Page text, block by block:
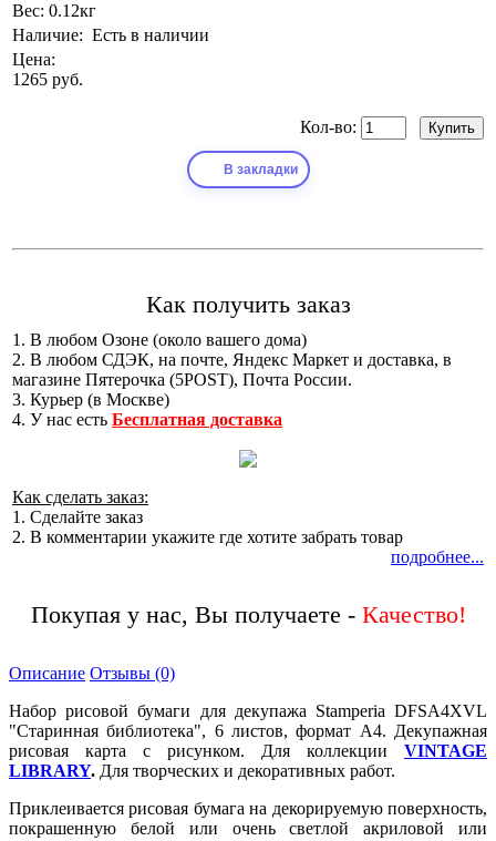
Вес: 0.12кг
Наличие: Есть в наличии
Цена:
1265 руб.
Кол-во:
В закладки
Как получить заказ
1. В любом Озоне (около вашего дома)
2. В любом СДЭК, на почте, Яндекс Маркет и доставка, в
магазине Пятерочка (5POST), Почта России.
3. Курьер (в Москве)
4. У нас есть Бесплатная доставка
Как сделать заказ:
1. Сделайте заказ
2. В комментарии укажите где хотите забрать товар
подробнее...
Покупая у нас, Вы получаете -
Описание Отзывы (0)
Набор рисовой бумаги для декупажа Stamperia DFSA4XVL
"Старинная библиотека", 6 листов, формат А4. Декупажная
рисовая карта с рисунком. Для коллекции VINTAGE
LIBRARY. Для творческих и декоративных работ.
Приклеивается рисовая бумага на декорируемую поверхность,
покрашенную белой или очень светлой акриловой или